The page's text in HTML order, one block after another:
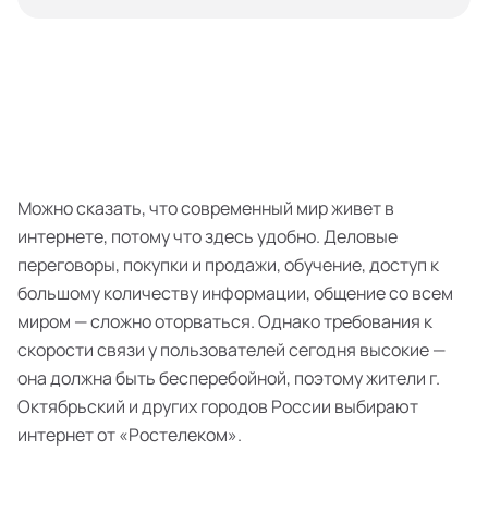
Можно сказать, что современный мир живет в
интернете, потому что здесь удобно. Деловые
переговоры, покупки и продажи, обучение, доступ к
большому количеству информации, общение со всем
миром — сложно оторваться. Однако требования к
скорости связи у пользователей сегодня высокие —
она должна быть бесперебойной, поэтому жители г.
Октябрьский и других городов России выбирают
интернет от «Ростелеком».